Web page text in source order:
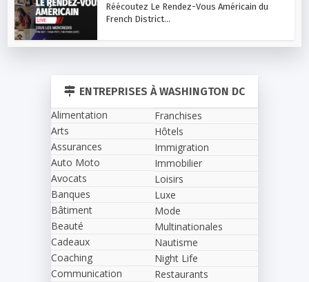
Réécoutez Le Rendez-Vous Américain du
French District...
ENTREPRISES À WASHINGTON DC
Alimentation
Arts
Assurances
Auto Moto
Avocats
Banques
Bâtiment
Beauté
Cadeaux
Coaching
Communication
Franchises
Hôtels
Immigration
Immobilier
Loisirs
Luxe
Mode
Multinationales
Nautisme
Night Life
Restaurants